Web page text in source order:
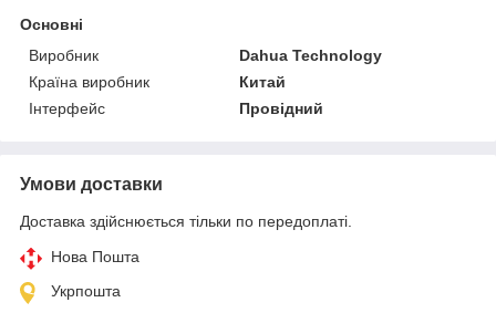
Основні
Виробник
Dahua Technology
Країна виробник
Китай
Інтерфейс
Провідний
Умови доставки
Доставка здійснюється тільки по передоплаті.
Нова Пошта
Укрпошта